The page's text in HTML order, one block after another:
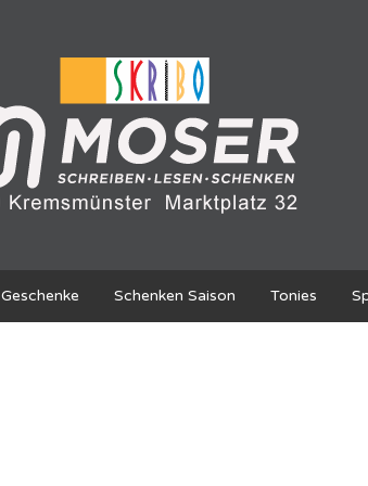
Geschenke Schenken Saison Tonies